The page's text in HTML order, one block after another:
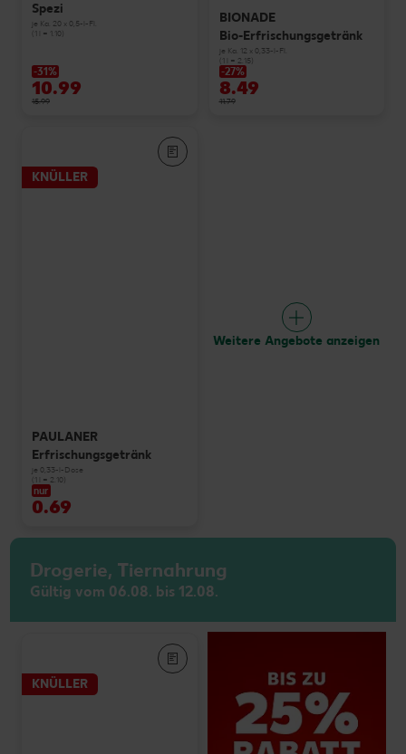
Spezi
je Ka. 20 x 0,5-l-Fl.
(1 l = 1.10)
-31%
10.99
15.99
BIONADE
Bio-Erfrischungsgetränk
je Ka. 12 x 0,33-l-Fl.
(1 l = 2.15)
-27%
8.49
11.79
KNÜLLER
PAULANER
Erfrischungsgetränk
je 0,33-l-Dose
(1 l = 2.10)
nur
0.69
Weitere Angebote anzeigen
Drogerie, Tiernahrung
Gültig vom 06.08. bis 12.08.
KNÜLLER